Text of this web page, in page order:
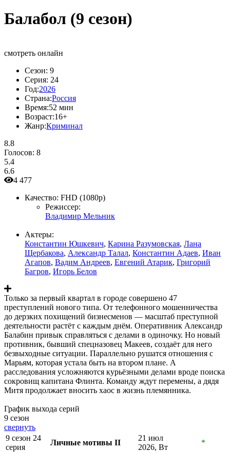
Балабол (9 сезон)
смотреть онлайн
Сезон: 9
Серия: 24
Год:2026
Страна:Россия
Время:52 мин
Возраст:16+
Жанр:Криминал
8.8
Голосов: 8
5.4
6.6
4 477
Качество: FHD (1080p)
Режиссер:
Владимир Мельник
Актеры:
Константин Юшкевич, Карина Разумовская, Лана
Щербакова, Александр Талал, Константин Адаев, Иван
Агапов, Вадим Андреев, Евгений Атарик, Григорий
Багров, Игорь Белов
Только за первый квартал в городе совершено 47
преступлений нового типа. От телефонного мошенничества
до дерзких похищений бизнесменов — масштаб преступной
деятельности растёт с каждым днём. Оперативник Александр
Балабин привык справляться с делами в одиночку. Но новый
противник, бывший спецназовец Макеев, создаёт для него
безвыходные ситуации. Параллельно рушатся отношения с
Марьям, которая устала быть на втором плане. А
расследования усложняются курьёзными делами вроде поиска
сокровищ капитана Флинта. Команду ждут перемены, а дядя
Митя продолжает вносить хаос в жизнь племянника.
График выхода серий
9 сезон
свернуть
9 сезон 24
серия
Личные мотивы II
21 июл
2026, Вт
*